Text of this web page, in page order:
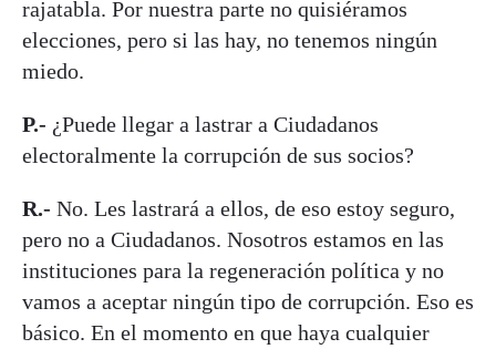
rajatabla. Por nuestra parte no quisiéramos
elecciones, pero si las hay, no tenemos ningún
miedo.
P.- ¿Puede llegar a lastrar a Ciudadanos
electoralmente la corrupción de sus socios?
R.- No. Les lastrará a ellos, de eso estoy seguro,
pero no a Ciudadanos. Nosotros estamos en las
instituciones para la regeneración política y no
vamos a aceptar ningún tipo de corrupción. Eso es
básico. En el momento en que haya cualquier